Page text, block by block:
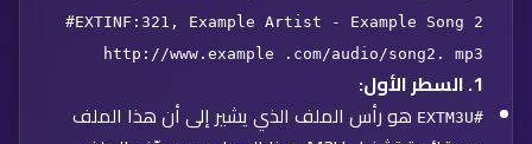
#EXTINF:321, Example Artist - Example Song 2
http://www.example .com/audio/song2. mp3
1. السطر الأول:
#EXTM3U
هو رأس الملف الذي يشير إلى أن هذا الملف